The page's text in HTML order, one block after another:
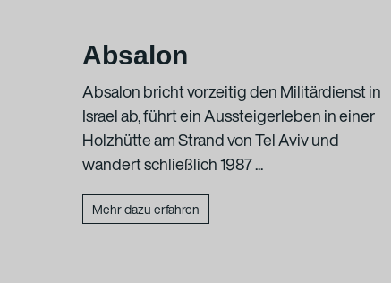
Absalon
Absalon bricht vorzeitig den Militärdienst in
Israel ab, führt ein Aussteigerleben in einer
Holzhütte am Strand von Tel Aviv und
wandert schließlich 1987 ...
Mehr dazu erfahren